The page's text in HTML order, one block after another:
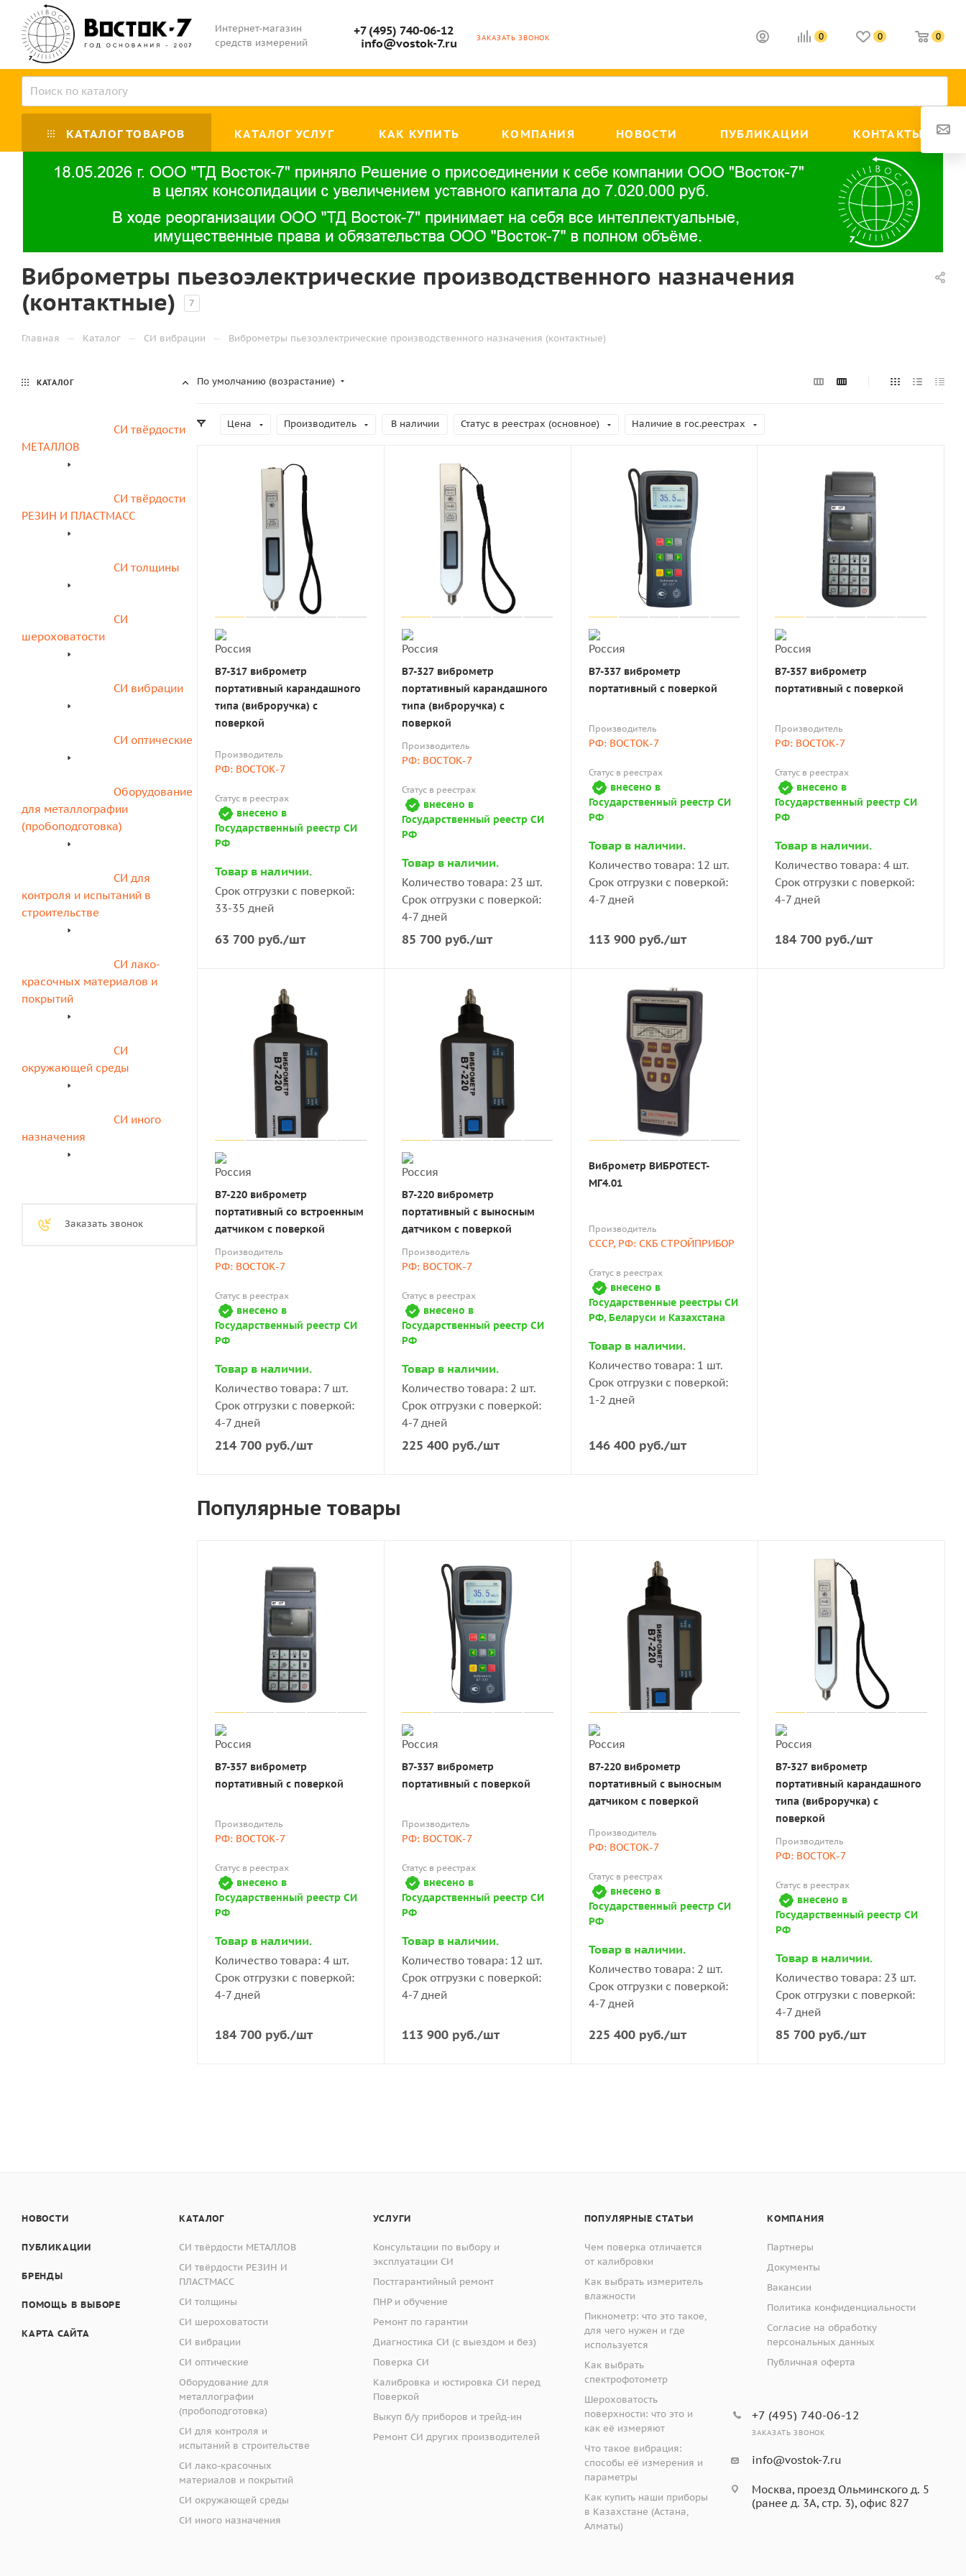
Интернет-магазин
средств измерений
+7 (495) 740-06-12
info@vostok-7.ru
ЗАКАЗАТЬ ЗВОНОК 0 0 0
КАТАЛОГ ТОВАРОВ КАТАЛОГ УСЛУГ КАК КУПИТЬ КОМПАНИЯ НОВОСТИ ПУБЛИКАЦИИ КОНТАКТЫ
Виброметры пьезоэлектрические производственного назначения
(контактные)
7
Главная — Каталог — СИ вибрации — Виброметры пьезоэлектрические производственного назначения (контактные)
По умолчанию (возрастание)
Цена Производитель В наличии Статус в реестрах (основное) Наличие в гос.реестрах
В7-317 виброметр
портативный карандашного
типа (виброручка) с
поверкой
Производитель
РФ: ВОСТОК-7
Статус в реестрах
внесено в
Государственный реестр СИ
РФ
Товар в наличии.
Срок отгрузки с поверкой:
33-35 дней
63 700 руб./шт
В7-327 виброметр
портативный карандашного
типа (виброручка) с
поверкой
Производитель
РФ: ВОСТОК-7
Статус в реестрах
внесено в
Государственный реестр СИ
РФ
Товар в наличии.
Количество товара: 23 шт.
Срок отгрузки с поверкой:
4-7 дней
85 700руб./шт
В7-337 виброметр
портативный с поверкой
Производитель
РФ: ВОСТОК-7
Статус в реестрах
внесено в
Государственный реестр СИ
РФ
Товар в наличии.
Количество товара: 12 шт.
Срок отгрузки с поверкой:
4-7 дней
113 900руб./шт
В7-357 виброметр
портативный с поверкой
Производитель
РФ: ВОСТОК-7
Статус в реестрах
внесено в
Государственный реестр СИ
РФ
Товар в наличии.
Количество товара: 4 шт.
Срок отгрузки с поверкой:
4-7 дней
184 700 руб./шт
В7-220 виброметр
портативный со встроенным
датчиком с поверкой
Производитель
РФ: ВОСТОК-7
Статус в реестрах
внесено в
Государственный реестр СИ
РФ
Товар в наличии.
Количество товара: 7 шт.
Срок отгрузки с поверкой:
4-7 дней
214 700 руб./шт
В7-220 виброметр
портативный с выносным
датчиком с поверкой
Производитель
РФ: ВОСТОК-7
Статус в реестрах
внесено в
Государственный реестр СИ
РФ
Товар в наличии.
Количество товара: 2 шт.
Срок отгрузки с поверкой:
4-7 дней
225 400руб./шт
Виброметр ВИБРОТЕСТ-
МГ4.01
Производитель
СССР, РФ: СКБ СТРОЙПРИБОР
Статус в реестрах
внесено в
Государственные реестры СИ
РФ, Беларуси и Казахстана
Товар в наличии.
Количество товара: 1 шт.
Срок отгрузки с поверкой:
1-2 дней
146 400руб./шт
Популярные товары
В7-357 виброметр
портативный с поверкой
Производитель
РФ: ВОСТОК-7
Статус в реестрах
внесено в
Государственный реестр СИ
РФ
Товар в наличии.
Количество товара: 4 шт.
Срок отгрузки с поверкой:
4-7 дней
184 700 руб./шт
В7-337 виброметр
портативный с поверкой
Производитель
РФ: ВОСТОК-7
Статус в реестрах
внесено в
Государственный реестр СИ
РФ
Товар в наличии.
Количество товара: 12 шт.
Срок отгрузки с поверкой:
4-7 дней
113 900 руб./шт
В7-220 виброметр
портативный с выносным
датчиком с поверкой
Производитель
РФ: ВОСТОК-7
Статус в реестрах
внесено в
Государственный реестр СИ
РФ
Товар в наличии.
Количество товара: 2 шт.
Срок отгрузки с поверкой:
4-7 дней
225 400 руб./шт
В7-327 виброметр
портативный карандашного
типа (виброручка) с
поверкой
Производитель
РФ: ВОСТОК-7
Статус в реестрах
внесено в
Государственный реестр СИ
РФ
Товар в наличии.
Количество товара: 23 шт.
Срок отгрузки с поверкой:
4-7 дней
85 700 руб./шт
КАТАЛОГ
СИ твёрдости
МЕТАЛЛОВ
СИ твёрдости
РЕЗИН И ПЛАСТМАСС
СИ толщины
СИ
шероховатости
СИ вибрации
СИ оптические
Оборудование
для металлографии
(пробоподготовка)
СИ для
контроля и испытаний в
строительстве
СИ лако-
красочных материалов и
покрытий
СИ
окружающей среды
СИ иного
назначения
Заказать звонок
НОВОСТИ
ПУБЛИКАЦИИ
БРЕНДЫ
ПОМОЩЬ В ВЫБОРЕ
КАРТА САЙТА
КАТАЛОГ
СИ твёрдости МЕТАЛЛОВ
СИ твёрдости РЕЗИН И
ПЛАСТМАСС
СИ толщины
СИ шероховатости
СИ вибрации
СИ оптические
Оборудование для
металлографии
(пробоподготовка)
СИ для контроля и
испытаний в строительстве
СИ лако-красочных
материалов и покрытий
СИ окружающей среды
СИ иного назначения
УСЛУГИ
Консультации по выбору и
эксплуатации СИ
Постгарантийный ремонт
ПНР и обучение
Ремонт по гарантии
Диагностика СИ (с выездом и без)
Поверка СИ
Калибровка и юстировка СИ перед
Поверкой
Выкуп б/у приборов и трейд-ин
Ремонт СИ других производителей
ПОПУЛЯРНЫЕ СТАТЬИ
Чем поверка отличается
от калибровки
Как выбрать измеритель
влажности
Пикнометр: что это такое,
для чего нужен и где
используется
Как выбрать
спектрофотометр
Шероховатость
поверхности: что это и
как её измеряют
Что такое вибрация:
способы её измерения и
параметры
Как купить наши приборы
в Казахстане (Астана,
Алматы)
КОМПАНИЯ
Партнеры
Документы
Вакансии
Политика конфиденциальности
Согласие на обработку
персональных данных
Публичная оферта
+7 (495) 740-06-12
ЗАКАЗАТЬ ЗВОНОК
info@vostok-7.ru
Москва, проезд Ольминского д. 5
(ранее д. 3А, стр. 3), офис 827